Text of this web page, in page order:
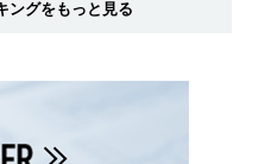
ングをもっと見る